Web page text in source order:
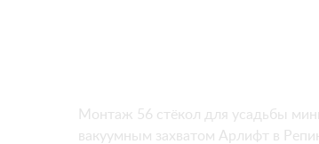
Монтаж 56 стёкол для усадьбы
вакуумным захватом Арлифт в